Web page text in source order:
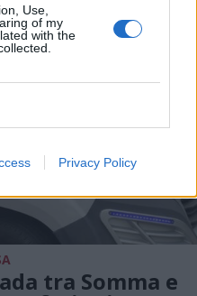
Use,
of my
with the
Privacy Policy
tra Somma e